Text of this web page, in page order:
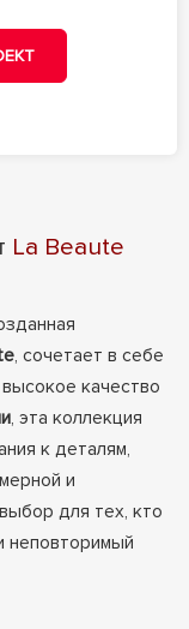
La Beaute
, сочетает в себе
качество
, эта коллекция
к деталям,
и
для тех, кто
неповторимый